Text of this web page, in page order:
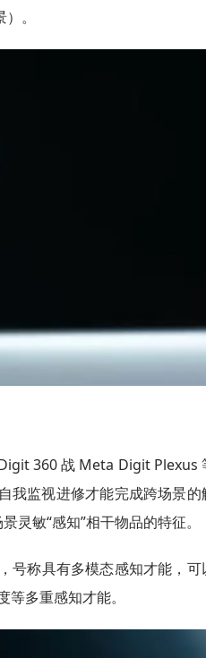
。
360 战 Meta Digit Plexus
我监视进修才能完成跨场景的
灵敏“感知”相干物品的特征。
号称具有多模态感知才能，可
多重感知才能。